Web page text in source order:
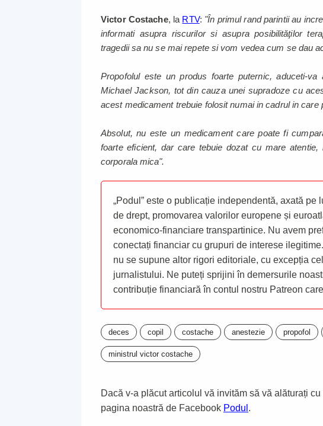
Victor Costache, la RTV: "În primul rand parintii au
informati asupra riscurilor si asupra posibilităţilor
tragedii sa nu se mai repete si vom vedea cum se dau
Propofolul este un produs foarte puternic, aduceti-
Michael Jackson, tot din cauza unei supradoze cu
acest medicament trebuie folosit numai in cadrul in care
Absolut, nu este un medicament care poate fi
foarte eficient, dar care tebuie dozat cu mare
corporala mica".
„Podul” este o publicație independentă, axată pe
de drept, promovarea valorilor europene și
economico-financiare transpartinice. Nu avem
conectați financiar cu grupuri de interese
nu se supune altor rigori editoriale, cu excepția
jurnalistului. Ne puteți sprijini în demersurile
contribuție financiară în contul nostru Patreon
deces copil costache anestezie propofol
ministrul victor costache
Dacă v-a plăcut articolul vă invităm să vă alăturați
pagina noastră de Facebook Podul .